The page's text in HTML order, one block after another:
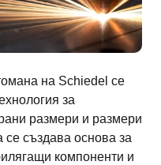
на Schiedel се
за
размери и размери
се създава основа за
компоненти и